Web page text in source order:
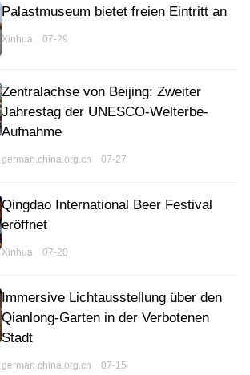
Palastmuseum bietet freien Eintritt an
Xinhua 07-29
Zentralachse von Beijing: Zweiter
Jahrestag der UNESCO-Welterbe-
Aufnahme
german.china.org.cn 07-27
Qingdao International Beer Festival
eröffnet
Xinhua 07-20
Immersive Lichtausstellung über den
Qianlong-Garten in der Verbotenen
Stadt
german.china.org.cn 07-15